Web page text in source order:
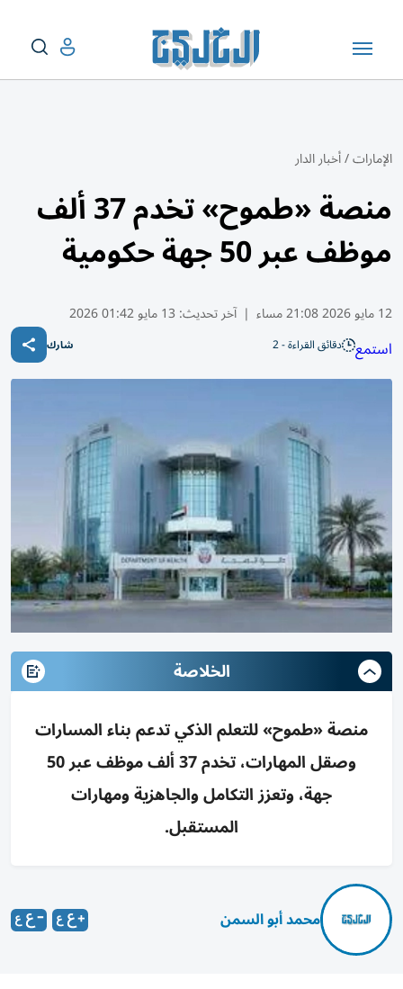
الإمارات/أخبار الدار
منصة «طموح» تخدم 37 ألف
موظف عبر 50 جهة حكومية
12 مايو 2026 21:08 مساء | آخر تحديث: 13 مايو 01:42 2026
استمع دقائق القراءة - 2 شارك
الخلاصة
منصة «طموح» للتعلم الذكي تدعم بناء المسارات
وصقل المهارات، تخدم 37 ألف موظف عبر 50
جهة، وتعزز التكامل والجاهزية ومهارات
المستقبل.
محمد أبو السمن